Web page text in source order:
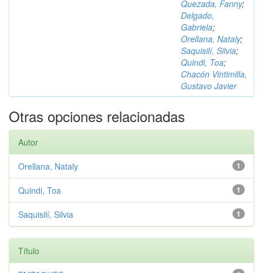
Quezada, Fanny;
Delgado,
Gabriela;
Orellana, Nataly;
Saquisilí, Silvia;
Quindi, Toa;
Chacón Vintimilla,
Gustavo Javier
Otras opciones relacionadas
Autor
1
Orellana, Nataly
1
Quindi, Toa
1
Saquisilí, Silvia
Título